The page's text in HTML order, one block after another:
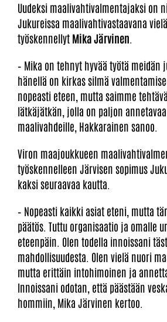
Uudeksi maalivahtivalmentajaksi on
Jukureissa maalivahtivastaavana
työskennellyt Mika Järvinen
– Mika on tehnyt hyvää työtä meidän
hänellä on kirkas silmä
nopeasti eteen, mutta saimme
lätkäjätkän, jolla on paljon
maalivahdeille, Hakkarainen sanoo.
Viron maajoukkueen
työskennelleen Järvisen sopimus
kaksi seuraavaa kautta.
– Nopeasti kaikki asiat eteni, mutta
päätös. Tuttu organisaatio ja omalle
eteenpäin. Olen todella innoissani
mahdollisuudesta. Olen vielä nuori
mutta erittäin intohimoinen ja
Innoissani odotan, että päästään
hommiin, Mika Järvinen kertoo.